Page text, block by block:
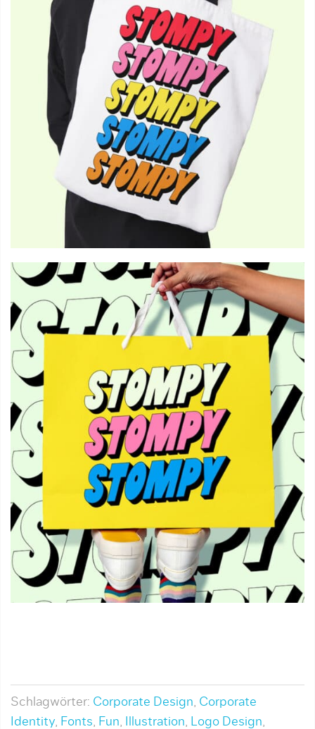
Schlagwörter: Corporate Design, Corporate
Identity, Fonts, Fun, Illustration, Logo Design,